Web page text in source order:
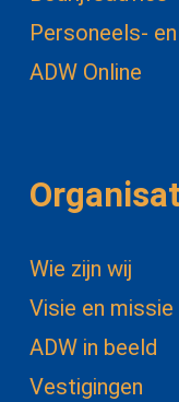
Personeels-
ADW Online
Wie zijn wij
Visie en missie
ADW in beeld
Vestigingen